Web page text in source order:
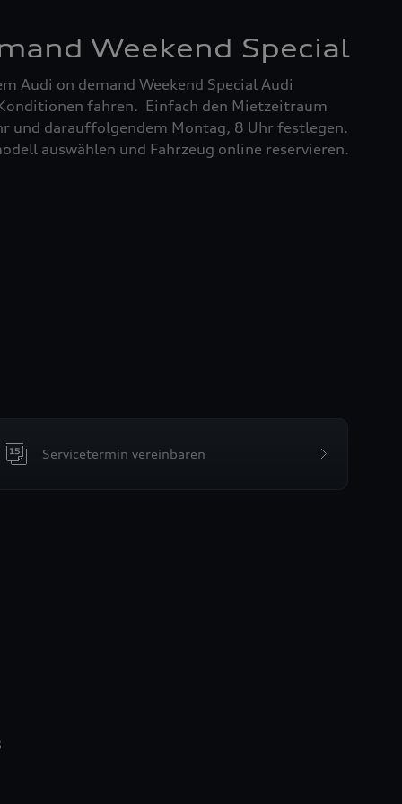
Weekend Special
Audi on demand Weekend Special Audi
fahren. Einfach den Mietzeitraum
und darauffolgendem Montag, 8 Uhr festlegen.
auswählen und Fahrzeug online reservieren.
Servicetermin vereinbaren